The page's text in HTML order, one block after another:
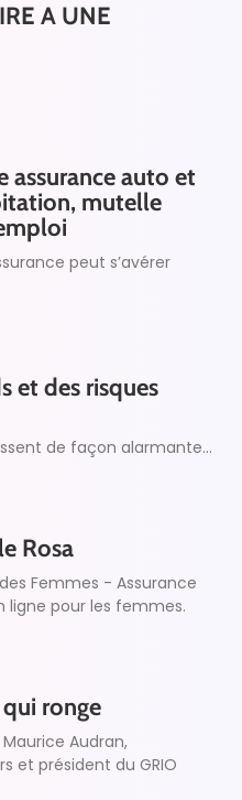
A UNE
assurance auto et
mutelle
peut s’avérer
et des risques
de façon alarmante...
Rosa
Femmes - Assurance
pour les femmes.
ronge
Audran,
et président du GRIO